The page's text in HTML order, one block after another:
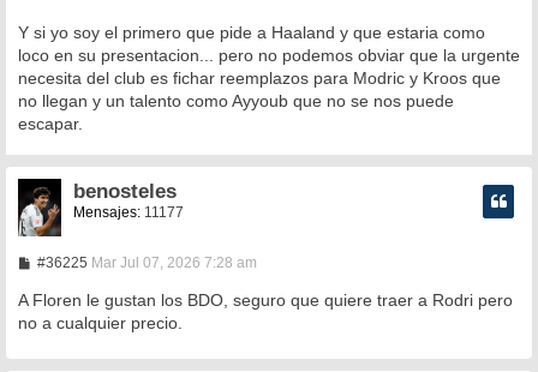
Y si yo soy el primero que pide a Haaland y que estaria como
loco en su presentacion... pero no podemos obviar que la urgente
necesita del club es fichar reemplazos para Modric y Kroos que
no llegan y un talento como Ayyoub que no se nos puede
escapar.
benosteles
Mensajes: 11177
#36225M
n
s
a
e
Mar Jul 07, 2026 7:28 am
A Floren le gustan los BDO, seguro que quiere traer a Rodri pero
no a cualquier precio.